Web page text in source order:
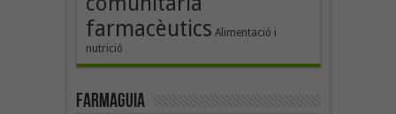
farmacèutics Alimentació i
nutrició
Farmaguia